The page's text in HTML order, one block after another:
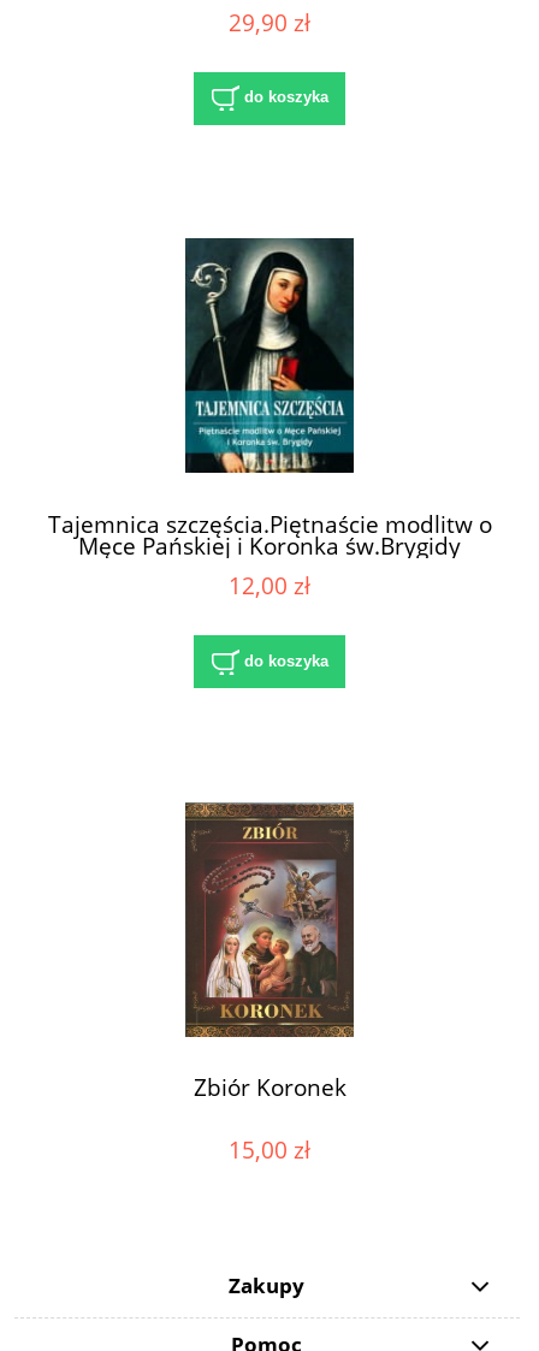
29,90 zł
do koszyka
Tajemnica szczęścia.Piętnaście modlitw o
Męce Pańskiej i Koronka św.Brygidy
12,00 zł
do koszyka
Zbiór Koronek
15,00 zł
Zakupy
Pomoc